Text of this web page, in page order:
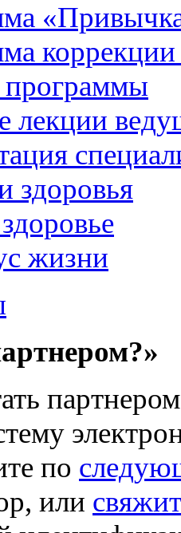
коррекции
программы
лекции
здоровья
жизни
по
или